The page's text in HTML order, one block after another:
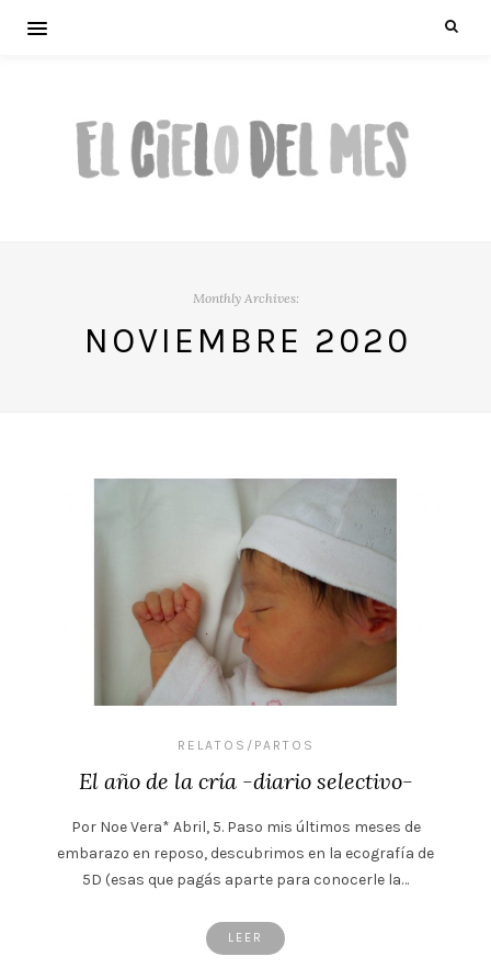
Monthly Archives:
NOVIEMBRE 2020
RELATOS/PARTOS
El año de la cría -diario selectivo-
Por Noe Vera* Abril, 5. Paso mis últimos meses de
embarazo en reposo, descubrimos en la ecografía de
5D (esas que pagás aparte para conocerle la…
LEER